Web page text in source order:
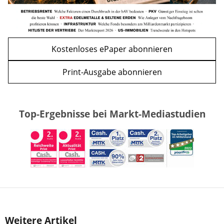
Kostenloses ePaper abonnieren
Print-Ausgabe abonnieren
Top-Ergebnisse bei Markt-Mediastudien
Weitere Artikel